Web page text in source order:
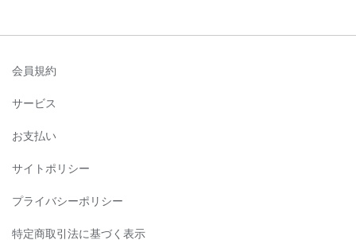
会員規約
サービス
お支払い
サイトポリシー
プライバシーポリシー
特定商取引法に基づく表示